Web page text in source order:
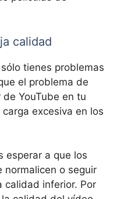
calidad
tienes problemas
el problema de
YouTube en tu
excesiva en los
esperar a que los
normalicen o seguir
calidad inferior. Por